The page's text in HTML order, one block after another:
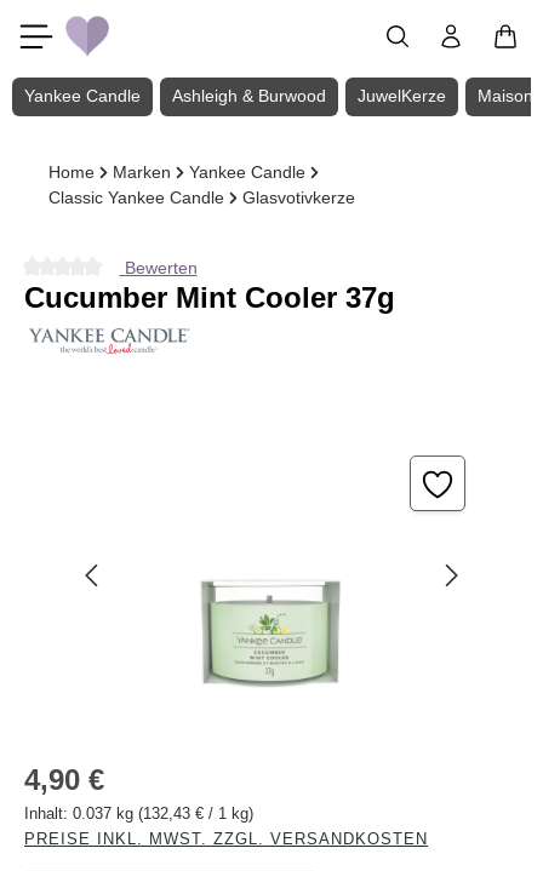
Zum Hauptinhalt springen
Yankee Candle Ashleigh & Burwood JuwelKerze Maison
Home Marken
Yankee Candle
Classic Yankee Candle
Glasvotivkerze
Durchschnittliche Bewertung von 0 von 5 Sternen
Bewerten
Cucumber Mint Cooler 37g
Regulärer Preis:
4,90 €
Inhalt: 0.037 kg (132,43 € / 1 kg)
PREISE INKL. MWST. ZZGL. VERSANDKOSTEN